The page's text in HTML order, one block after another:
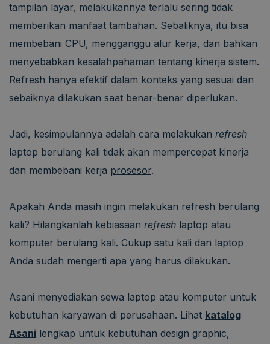
tampilan layar, melakukannya terlalu sering tidak
memberikan manfaat tambahan. Sebaliknya, itu bisa
membebani CPU, mengganggu alur kerja, dan bahkan
menyebabkan kesalahpahaman tentang kinerja sistem.
Refresh hanya efektif dalam konteks yang sesuai dan
sebaiknya dilakukan saat benar-benar diperlukan.
Jadi, kesimpulannya adalah cara melakukan refresh
laptop berulang kali tidak akan mempercepat kinerja
dan membebani kerja prosesor.
Apakah Anda masih ingin melakukan refresh berulang
kali? Hilangkanlah kebiasaan refresh laptop atau
komputer berulang kali. Cukup satu kali dan laptop
Anda sudah mengerti apa yang harus dilakukan.
Asani menyediakan sewa laptop atau komputer untuk
kebutuhan karyawan di perusahaan. Lihat katalog
Asani lengkap untuk kebutuhan design graphic,